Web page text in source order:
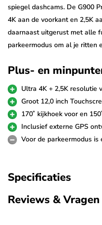
spiegel dashcams. De G900
4K aan de voorkant en 2,5K
daarnaast uitgerust met alle
parkeermodus om al je ritten
te kunnen monteren.
Ultra 4K + 2,5K
De Wolfbox G900 Pro is
2 sensor die garant staat
name in het donker. De
verbonden met een
meter beschikbaar (zie
Plus- en
Ultra 4K + 2,5K resolutie
Groot 12,0 inch
170˚ kijkhoek voor en
Inclusief externe GPS
Voor de parkeermodus
Specificaties
Reviews & Vragen